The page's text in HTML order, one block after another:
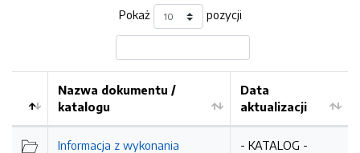
Pokaż pozycji
Nazwa dokumentu /
katalogu
Data
aktualizacji
Informacja z wykonania
- KATALOG -